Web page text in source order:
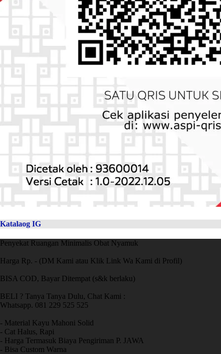
Katalaog IG
Penyekat Ruangan Minimalis Obat Nyamuk
Harga Rp. - (DM Kami atau Klik Link Wa Kami di Profil)
BISA COD, Bayar Ditempat (s&k berlaku)
BELI ? Tanya Tanya Dulu, Chat Kami :
Whatsapp. 081 229 525 525
- Material Kayu Mahoni Solid
- Cat Halus, Rapi
- Harga Termasuk Biaya Pengiriman P. JAWA
- Bisa Custom Warna